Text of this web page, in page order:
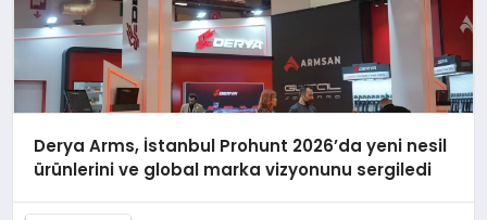
Derya Arms, İstanbul Prohunt 2026’da yeni nesil
ürünlerini ve global marka vizyonunu sergiledi